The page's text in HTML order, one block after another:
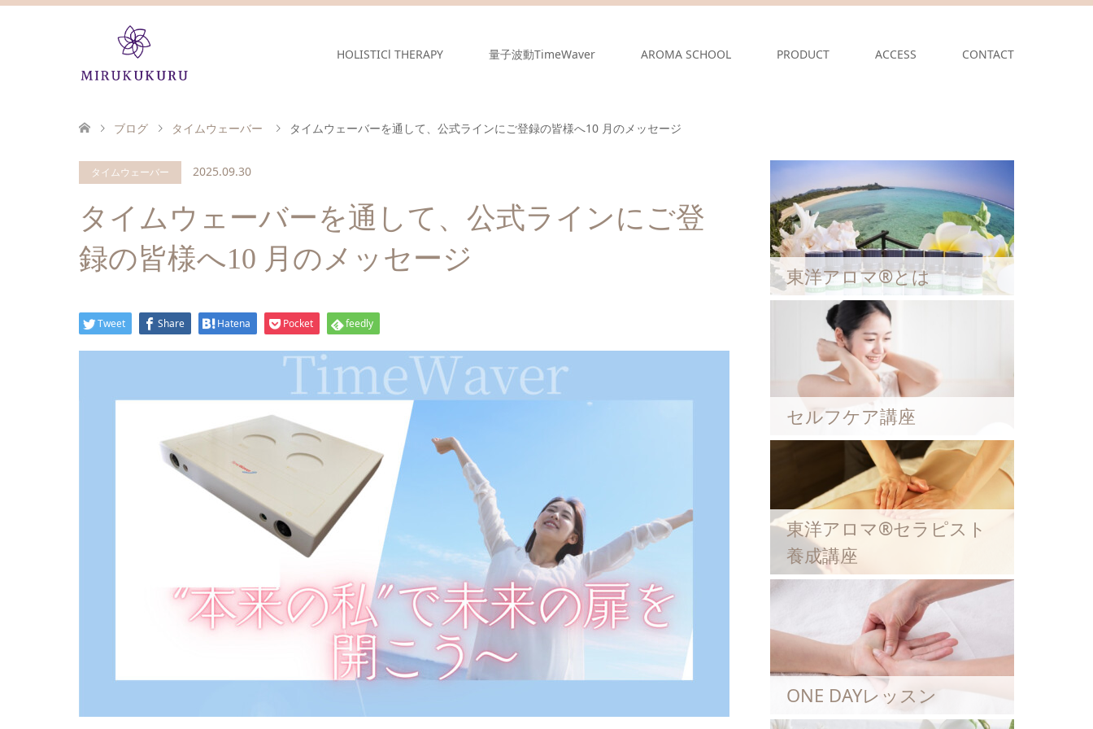
HOLISTICl THERAPY 量子波動TimeWaver AROMA SCHOOL PRODUCT ACCESS CONTACT
ブログ タイムウェーバー タイムウェーバーを通して、公式ラインにご登録の皆様へ10 月のメッセージ
タイムウェーバー 2025.09.30
タイムウェーバーを通して、公式ラインにご登
録の皆様へ10 月のメッセージ
Tweet Share Hatena Pocket feedly
東洋アロマ®とは
セルフケア講座
東洋アロマ®セラピスト
養成講座
ONE DAYレッスン